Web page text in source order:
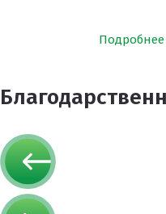
Подробнее